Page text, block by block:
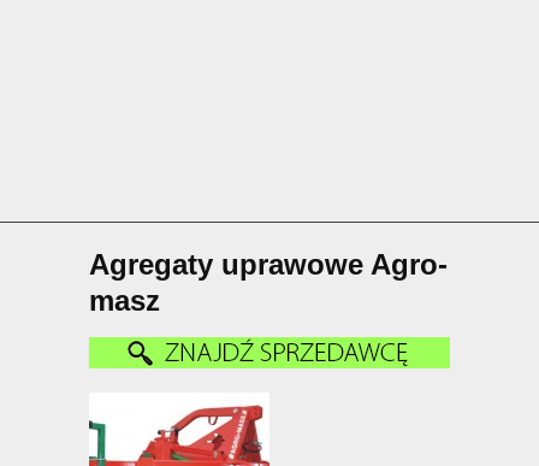
Agregaty uprawowe Agro-
masz